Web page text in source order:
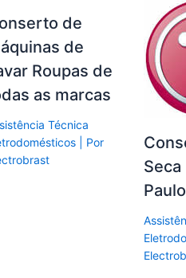
de
de
Roupas de
as marcas
Técnica
| Por
Seca
Paulo